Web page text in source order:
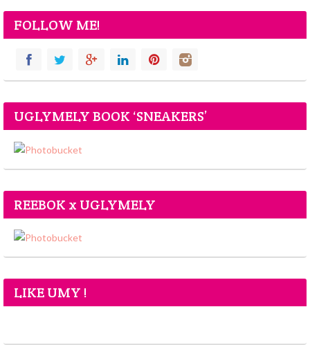
FOLLOW ME!
UGLYMELY BOOK ‘SNEAKERS’
REEBOK x UGLYMELY
LIKE UMY !